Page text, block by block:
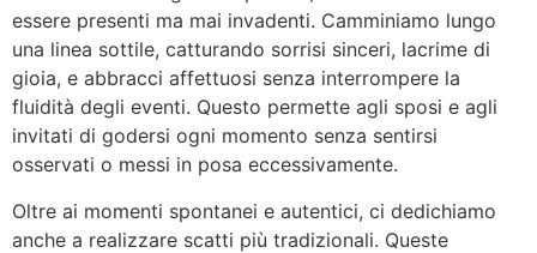
essere presenti ma mai invadenti. Camminiamo lungo
una linea sottile, catturando sorrisi sinceri, lacrime di
gioia, e abbracci affettuosi senza interrompere la
fluidità degli eventi. Questo permette agli sposi e agli
invitati di godersi ogni momento senza sentirsi
osservati o messi in posa eccessivamente.
Oltre ai momenti spontanei e autentici, ci dedichiamo
anche a realizzare scatti più tradizionali. Queste